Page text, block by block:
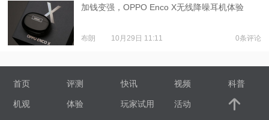
加钱变强，OPPO Enco X无线降噪耳机体验
布朗 10月29日 11:11 0条评论
首页 评测 快讯 视频 科普
机观 体验 玩家试用 活动